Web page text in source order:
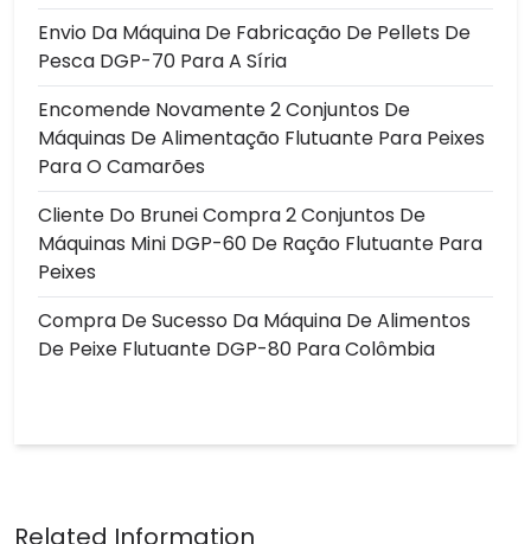
Envio Da Máquina De Fabricação De Pellets De
Pesca DGP-70 Para A Síria
Encomende Novamente 2 Conjuntos De
Máquinas De Alimentação Flutuante Para Peixes
Para O Camarões
Cliente Do Brunei Compra 2 Conjuntos De
Máquinas Mini DGP-60 De Ração Flutuante Para
Peixes
Compra De Sucesso Da Máquina De Alimentos
De Peixe Flutuante DGP-80 Para Colômbia